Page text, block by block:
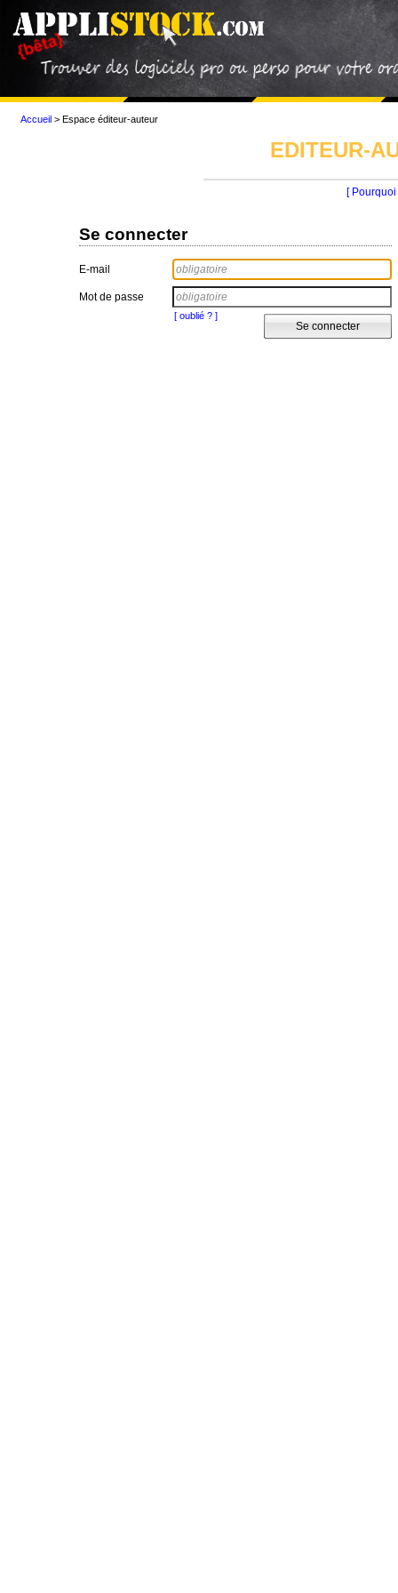
Accueil > Espace éditeur-auteur
EDITEUR-
[
Se connecter
E-mail
Mot de passe
[ oublié ? ]
Se connecter